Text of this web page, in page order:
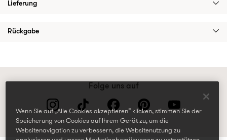
Lieferung
Rückgabe
Folge uns auf
Wenn Sie auf „Alle Cookies akzeptieren“ klicken, stimmen Sie der
Speicherung von Cookies auf Ihrem Gerät zu, um die
Websitenavigation zu verbessern, die Websitenutzung zu